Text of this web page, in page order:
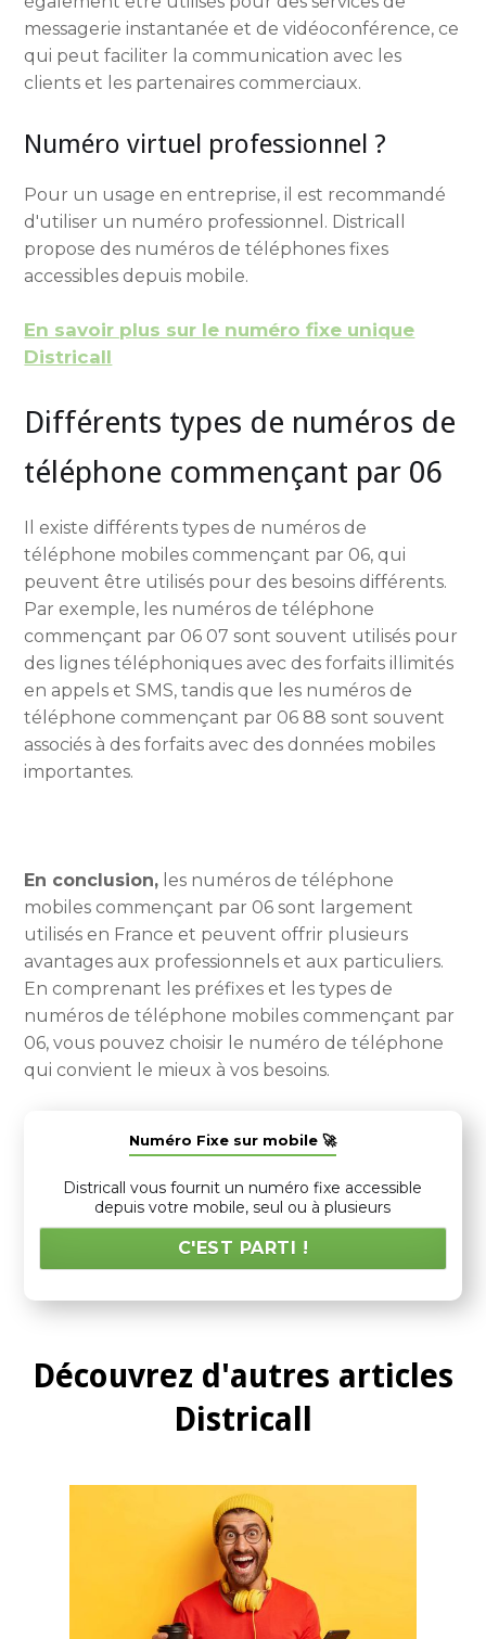
messagerie instantanée et de vidéoconférence, ce
qui peut faciliter la communication avec les
clients et les partenaires commerciaux.
Numéro virtuel professionnel ?
Pour un usage en entreprise, il est recommandé
d'utiliser un numéro professionnel. Districall
propose des numéros de téléphones fixes
accessibles depuis mobile.
En savoir plus sur le numéro fixe unique
Districall
Différents types de numéros de
téléphone commençant par 06
Il existe différents types de numéros de
téléphone mobiles commençant par 06, qui
peuvent être utilisés pour des besoins différents.
Par exemple, les numéros de téléphone
commençant par 06 07 sont souvent utilisés pour
des lignes téléphoniques avec des forfaits illimités
en appels et SMS, tandis que les numéros de
téléphone commençant par 06 88 sont souvent
associés à des forfaits avec des données mobiles
importantes.
En conclusion, les numéros de téléphone
mobiles commençant par 06 sont largement
utilisés en France et peuvent offrir plusieurs
avantages aux professionnels et aux particuliers.
En comprenant les préfixes et les types de
numéros de téléphone mobiles commençant par
06, vous pouvez choisir le numéro de téléphone
qui convient le mieux à vos besoins.
Numéro Fixe sur mobile 🚀
Districall vous fournit un numéro fixe accessible
depuis votre mobile, seul ou à plusieurs
C'EST PARTI !
Découvrez d'autres articles
Districall